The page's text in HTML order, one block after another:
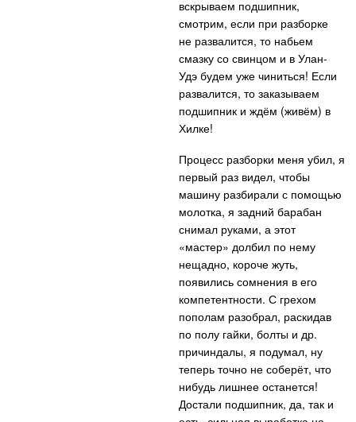
вскрываем подшипник,
смотрим, если при разборке
не развалится, то набьем
смазку со свинцом и в Улан-
Удэ будем уже чиниться! Если
развалится, то заказываем
подшипник и ждём (живём) в
Хилке!
Процесс разборки меня убил, я
первый раз видел, чтобы
машину разбирали с помощью
молотка, я задний барабан
снимал руками, а этот
«мастер» долбил по нему
нещадно, короче жуть,
появились сомнения в его
компетентности. С грехом
пополам разобрал, раскидав
по полу гайки, болты и др.
причиндалы, я подумал, ну
теперь точно не соберёт, что
нибудь лишнее останется!
Достали подшипник, да, так и